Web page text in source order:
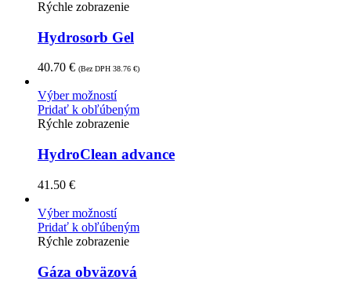
Rýchle zobrazenie
Hydrosorb Gel
40.70 € (Bez DPH 38.76 €)
Výber možností
Pridať k obľúbeným
Rýchle zobrazenie
HydroClean advance
41.50 €
Výber možností
Pridať k obľúbeným
Rýchle zobrazenie
Gáza obväzová